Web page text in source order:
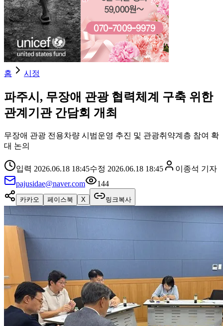
홈 시정
파주시, 무장애 관광 협력체계 구축 위한
관계기관 간담회 개최
무장애 관광 전용차량 시범운영 추진 및 관광취약계층 참여 확
대 논의
입력 2026.06.18 18:45수정 2026.06.18 18:45 이종석 기자
pajusidae@naver.com
144
카카오 페이스북 X 링크복사